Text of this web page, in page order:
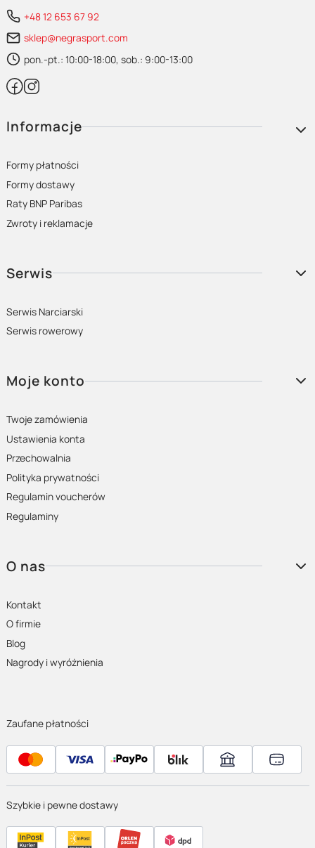
+48 12 653 67 92
sklep@negrasport.com
pon.-pt.: 10:00-18:00, sob.: 9:00-13:00
Linki w stopce
Informacje
Formy płatności
Formy dostawy
Raty BNP Paribas
Zwroty i reklamacje
Serwis
Serwis Narciarski
Serwis rowerowy
Moje konto
Twoje zamówienia
Ustawienia konta
Przechowalnia
Polityka prywatności
Regulamin voucherów
Regulaminy
O nas
Kontakt
O firmie
Blog
Nagrody i wyróżnienia
Zaufane płatności
Szybkie i pewne dostawy